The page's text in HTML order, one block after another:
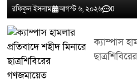
রফিকুল ইসলাম আগস্ট ৬, ২০২৬ 0
ক্যাম্পাস